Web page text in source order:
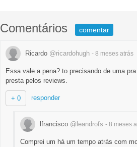
Comentários comentar
Ricardo @ricardohugh - 8 meses atrás
Essa vale a pena? to precisando de uma
presta pelos reviews.
+ 0 responder
lfrancisco @leandrofs - 8 meses
Comprei um há um tempo atrás com